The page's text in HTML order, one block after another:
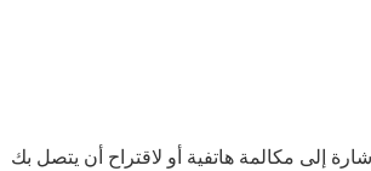
إلى مكالمة هاتفية أو لاقتراح أن يتصل بك